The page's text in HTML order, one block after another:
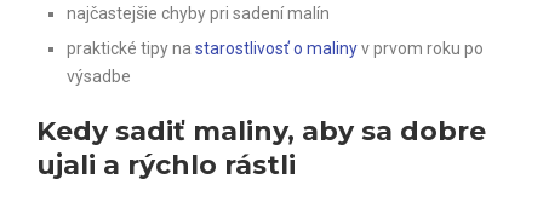
najčastejšie chyby pri sadení malín
praktické tipy na starostlivosť o malinyv prvom roku po
výsadbe
Kedy sadiť maliny, aby sa dobre
ujali a rýchlo rástli